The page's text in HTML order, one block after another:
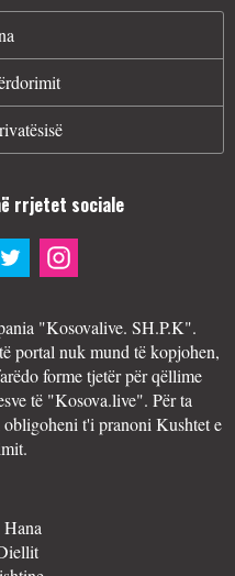
rrjetet sociale
"Kosovalive. SH.P.K".
portal nuk mund të kopjohen,
forme tjetër për qëllime
të "Kosova.live". Për ta
t'i pranoni Kushtet e